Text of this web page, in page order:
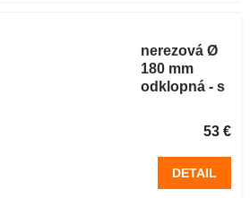
nerezová Ø
180 mm
odklopná - s
53 €
DETAIL